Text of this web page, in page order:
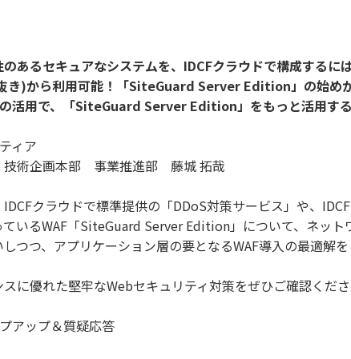
のあるセキュアなシステムを、IDCFクラウドで構成するには
)から利用可能！「SiteGuard Server Edition」の始め
活用で、「SiteGuard Server Edition」をもっと活用す
ィア
術企画本部 事業推進部 藤城 拓哉
クラウドで標準提供の「DDoS対策サービス」や、
いるWAF「SiteGuard Server Edition」について、ネット
つつ、アプリケーション層の要となるWAF導入の最適解
に優れた堅牢なWebセキュリティ対策をぜひご確認くださ
アップ＆質疑応答